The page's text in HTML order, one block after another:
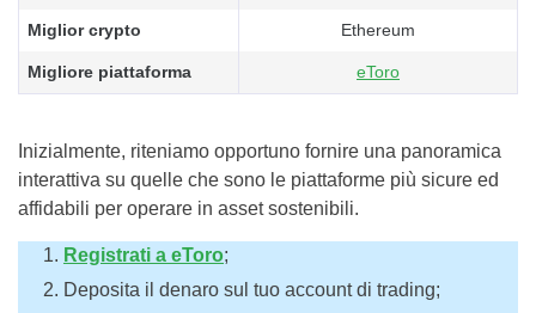
Miglior crypto Ethereum
Migliore piattaforma eToro
Inizialmente, riteniamo opportuno fornire una panoramica
interattiva su quelle che sono le piattaforme più sicure ed
affidabili per operare in asset sostenibili.
Registrati a eToro;
Deposita il denaro sul tuo account di trading;